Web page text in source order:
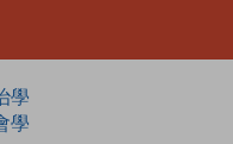
學
學